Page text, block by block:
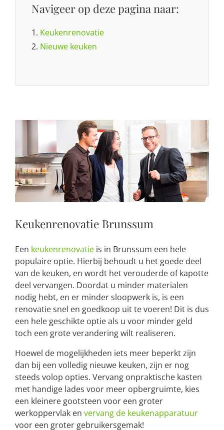
Navigeer op deze pagina naar:
1. Keukenrenovatie
2. Nieuwe keuken
Keukenrenovatie Brunssum
Een keukenrenovatie is in Brunssum een hele
populaire optie. Hierbij behoudt u het goede deel
van de keuken, en wordt het verouderde of kapotte
deel vervangen. Doordat u minder materialen
nodig hebt, en er minder sloopwerk is, is een
renovatie snel en goedkoop uit te voeren! Dit is dus
een hele geschikte optie als u voor minder geld
toch een grote verandering wilt realiseren.
Hoewel de mogelijkheden iets meer beperkt zijn
dan bij een volledig nieuwe keuken, zijn er nog
steeds volop opties. Vervang onpraktische kasten
met handige lades voor meer opbergruimte, kies
een kleinere gootsteen voor een groter
werkoppervlak en vervang de keukenapparatuur
voor een groter gebruikersgemak!